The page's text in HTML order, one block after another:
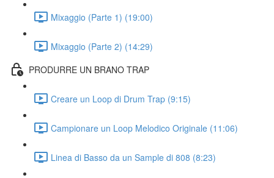
Mixaggio (Parte 1) (19:00)
Mixaggio (Parte 2) (14:29)
PRODURRE UN BRANO TRAP
Creare un Loop di Drum Trap (9:15)
Campionare un Loop Melodico Originale (11:06)
Linea di Basso da un Sample di 808 (8:23)